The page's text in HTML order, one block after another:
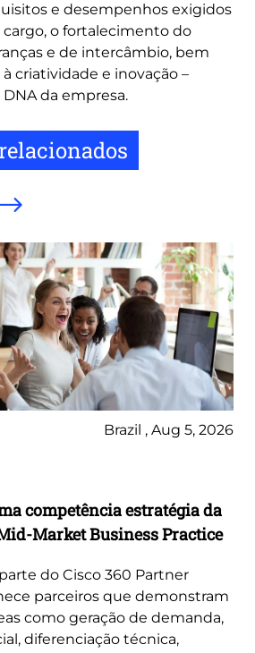
e desempenhos exigidos
cargo, o fortalecimento do
e de intercâmbio, bem
criatividade e inovação –
da empresa.
Brazil , Aug 5, 2026
competência estratégia da
Market Business Practice
do Cisco 360 Partner
parceiros que demonstram
como geração de demanda,
diferenciação técnica,